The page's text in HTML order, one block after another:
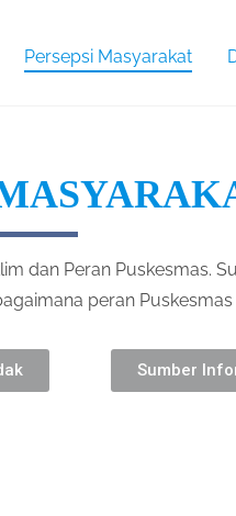
Persepsi Masyarakat
dan Peran Puskesmas​.
peran
Sumber